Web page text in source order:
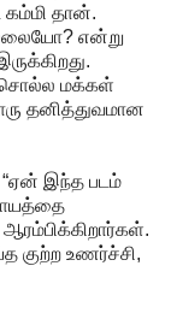
கம்மி தான்.
என்று
சொல்ல மக்கள்
தனித்துவமான
“ஏன் இந்த படம்
குற்ற உணர்ச்சி,